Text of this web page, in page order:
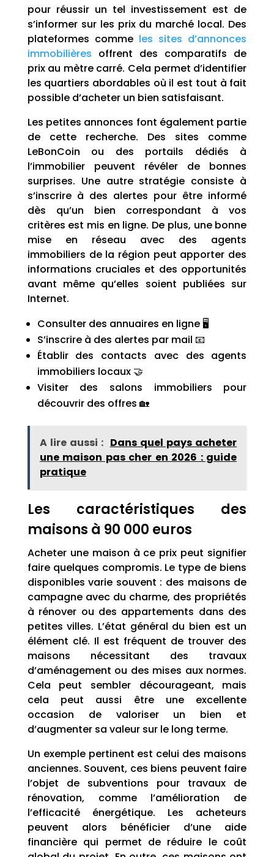
pour réussir un tel investissement est de
s’informer sur les prix du marché local. Des
plateformes comme les sites d’annonces
immobilières offrent des comparatifs de
prix au mètre carré. Cela permet d’identifier
les quartiers abordables où il est tout à fait
possible d’acheter un bien satisfaisant.
Les petites annonces font également partie
de cette recherche. Des sites comme
LeBonCoin ou des portails dédiés à
l’immobilier peuvent révéler de bonnes
surprises. Une autre stratégie consiste à
s’inscrire à des alertes pour être informé
dès qu’un bien correspondant à vos
critères est mis en ligne. De plus, une bonne
mise en réseau avec des agents
immobiliers de la région peut apporter des
informations cruciales et des opportunités
avant même qu’elles soient publiées sur
Internet.
Consulter des annuaires en ligne 🖥️
S’inscrire à des alertes par mail 📧
Établir des contacts avec des agents
immobiliers locaux 🤝
Visiter des salons immobiliers pour
découvrir des offres 🏡
A lire aussi : Dans quel pays acheter
une maison pas cher en 2026 : guide
pratique
Les caractéristiques des
maisons à 90 000 euros
Acheter une maison à ce prix peut signifier
faire quelques compromis. Le type de biens
disponibles varie souvent : des maisons de
campagne avec du charme, des propriétés
à rénover ou des appartements dans des
petites villes. L’état général du bien est un
élément clé. Il est fréquent de trouver des
maisons nécessitant des travaux
d’aménagement ou des mises aux normes.
Cela peut sembler décourageant, mais
cela peut aussi être une excellente
occasion de valoriser un bien et
d’augmenter sa valeur sur le long terme.
Un exemple pertinent est celui des maisons
anciennes. Souvent, ces biens peuvent faire
l’objet de subventions pour travaux de
rénovation, comme l’amélioration de
l’efficacité énergétique. Les acheteurs
peuvent alors bénéficier d’une aide
financière qui permet de réduire le coût